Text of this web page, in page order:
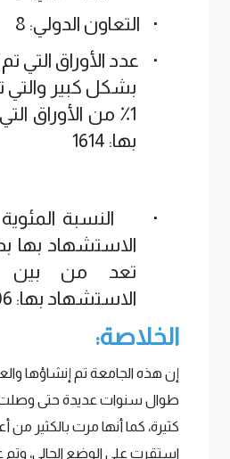
·
التعاون الدولي: 8
·
عدد الأوراق التي
بشكل كبير والتي
1٪ من الأوراق
بها: 1614
·
النسبة
الاستشهاد بها
الاستشهاد بها: 1506
الخلاصة:
إن هذه الجامعة تم إنشاؤها
طوال سنوات عديدة حتى وصلت
كثيرة، كما أنها مرت بالكثير من
استقرت علي الوضع الحالي،